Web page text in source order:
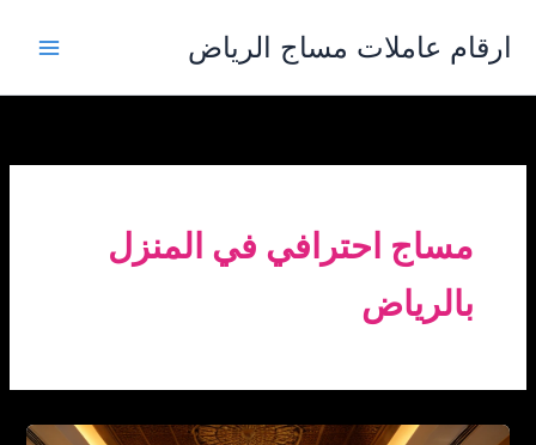
المحتوى
ارقام عاملات مساج الرياض
مساج احترافي في المنزل
بالرياض